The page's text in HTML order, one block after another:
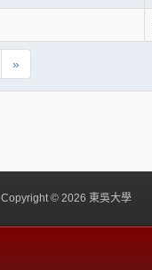
»
Copyright © 2026 東吳大學